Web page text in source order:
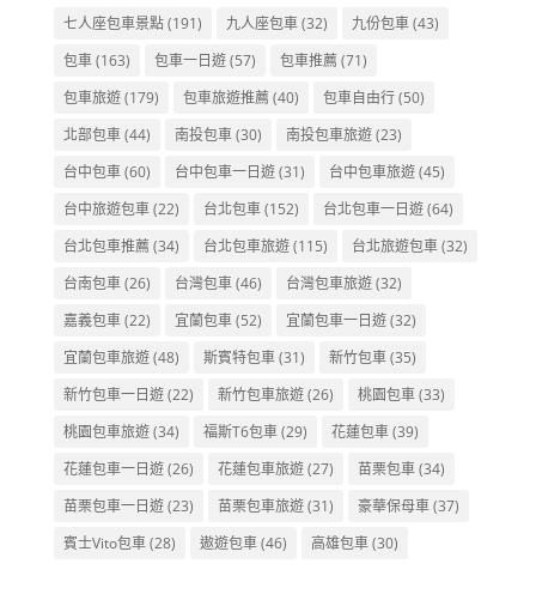
七人座包車景點(191) 九人座包車(32) 九份包車(43)
包車(163) 包車一日遊(57) 包車推薦(71)
包車旅遊(179) 包車旅遊推薦(40) 包車自由行(50)
北部包車(44) 南投包車(30) 南投包車旅遊(23)
台中包車(60) 台中包車一日遊(31) 台中包車旅遊(45)
台中旅遊包車(22) 台北包車(152) 台北包車一日遊(64)
台北包車推薦(34) 台北包車旅遊(115) 台北旅遊包車(32)
台南包車(26) 台灣包車(46) 台灣包車旅遊(32)
嘉義包車(22) 宜蘭包車(52) 宜蘭包車一日遊(32)
宜蘭包車旅遊(48) 斯賓特包車(31) 新竹包車(35)
新竹包車一日遊(22) 新竹包車旅遊(26) 桃園包車(33)
桃園包車旅遊(34) 福斯T6包車(29) 花蓮包車(39)
花蓮包車一日遊(26) 花蓮包車旅遊(27) 苗栗包車(34)
苗栗包車一日遊(23) 苗栗包車旅遊(31) 豪華保母車(37)
賓士Vito包車(28) 遨遊包車(46) 高雄包車(30)